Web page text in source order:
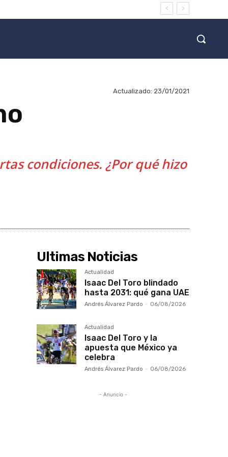
Actualizado: 23/01/2021
condiciones. ¿Por qué hizo
Ultimas Noticias
Actualidad
Isaac Del Toro blindado
hasta 2031: qué gana UAE
Andrés Álvarez Pardo - 06/08/2026
Actualidad
Isaac Del Toro y la
apuesta que México ya
celebra
Andrés Álvarez Pardo - 06/08/2026
- Anuncio -